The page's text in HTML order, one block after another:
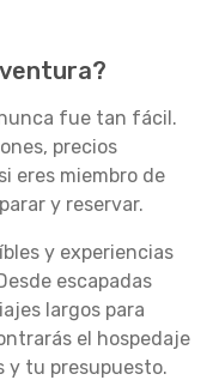
fue tan fácil.
precios
eres miembro de
y reservar.
y experiencias
escapadas
largos para
el hospedaje
y tu presupuesto.